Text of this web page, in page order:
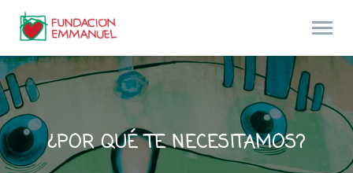
¿POR QUÉ TE NECESITAMOS?